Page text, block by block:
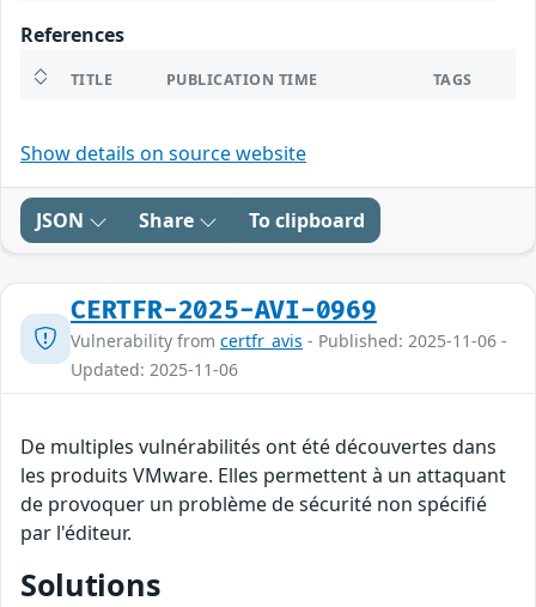
References
TITLE PUBLICATION TIME TAGS
Show details on source website
JSON Share To clipboard
CERTFR-2025-AVI-0969
Vulnerability from certfr_avis - Published: 2025-11-06 -
Updated: 2025-11-06
De multiples vulnérabilités ont été découvertes dans
les produits VMware. Elles permettent à un attaquant
de provoquer un problème de sécurité non spécifié
par l'éditeur.
Solutions